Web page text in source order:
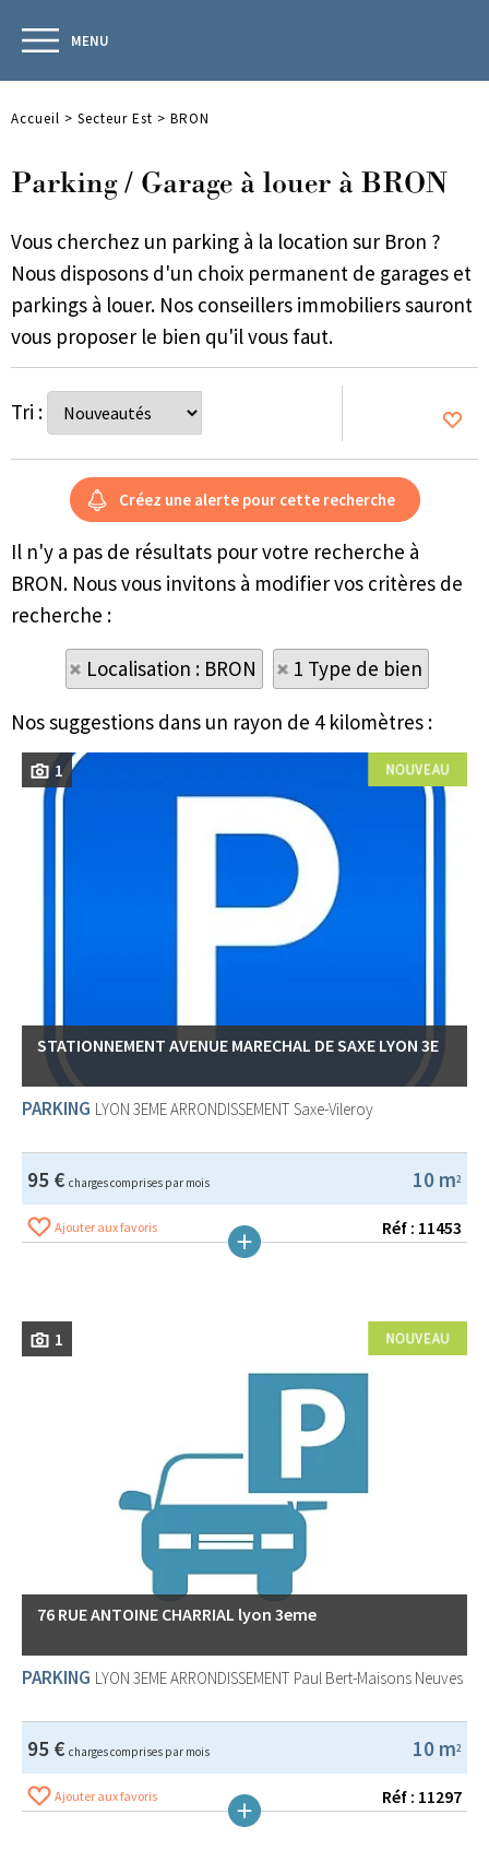
MENU
Accueil > Secteur Est > BRON
Parking / Garage à louer à BRON
Vous cherchez un parking à la location sur Bron ?
Nous disposons d'un choix permanent de garages et
parkings à louer. Nos conseillers immobiliers sauront
vous proposer le bien qu'il vous faut.
Tri :
Il n'y a pas de résultats pour votre recherche à
BRON. Nous vous invitons à modifier vos critères de
recherche :
Localisation : BRON 1 Type de bien
Nos suggestions dans un rayon de 4 kilomètres :
1
STATIONNEMENT AVENUE MARECHAL DE SAXE LYON 3E
PARKING LYON 3EME ARRONDISSEMENT Saxe-Vileroy
10 m2
95 € charges comprises par mois
Ajouter aux favoris Réf : 11453
1
76 RUE ANTOINE CHARRIAL lyon 3eme
PARKING LYON 3EME ARRONDISSEMENT Paul Bert-Maisons Neuves
10 m2
95 € charges comprises par mois
Ajouter aux favoris Réf : 11297